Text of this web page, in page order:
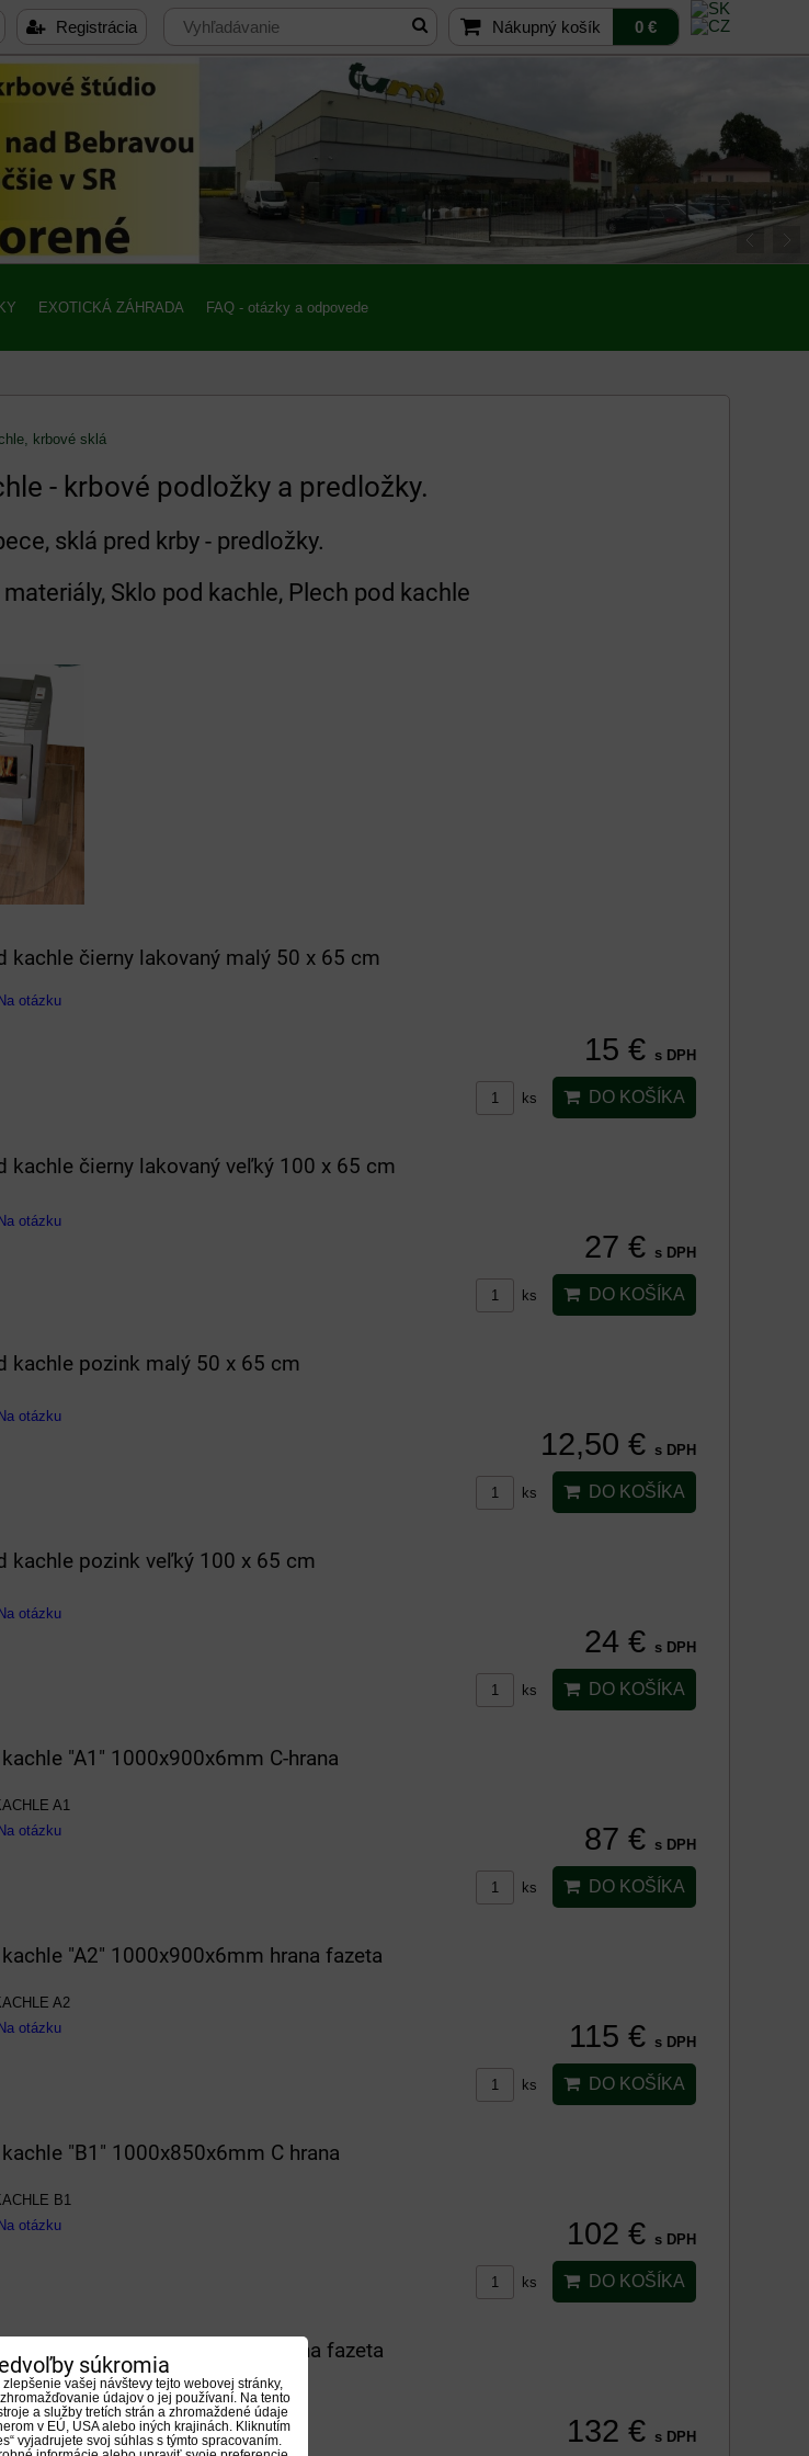
Registrácia Nákupný košík 0 €
EXOTICKÁ ZÁHRADA FAQ - otázky a odpovede
krbové sklá
- krbové podložky a predložky.
sklá pred krby - predložky.
Sklo pod kachle, Plech pod kachle
kachle čierny lakovaný malý 50 x 65 cm
Na otázku
15 € s DPH
ks DO KOŠÍKA
kachle čierny lakovaný veľký 100 x 65 cm
Na otázku
27 € s DPH
ks DO KOŠÍKA
kachle pozink malý 50 x 65 cm
Na otázku
12,50 € s DPH
ks DO KOŠÍKA
kachle pozink veľký 100 x 65 cm
Na otázku
24 € s DPH
ks DO KOŠÍKA
"A1" 1000x900x6mm C-hrana
A1
Na otázku 87 € s DPH
ks DO KOŠÍKA
"A2" 1000x900x6mm hrana fazeta
A2
Na otázku 115 € s DPH
ks DO KOŠÍKA
"B1" 1000x850x6mm C hrana
B1
Na otázku 102 € s DPH
ks DO KOŠÍKA
kachle "B2" 1000x850x6mm hrana fazeta
B2
otázku 132 € s DPH
súkromia
vašej návštevy tejto webovej stránky,
údajov o jej používaní. Na tento
a služby tretích strán a zhromaždené údaje
v EÚ, USA alebo iných krajinách. Kliknutím
vyjadrujete svoj súhlas s týmto spracovaním.